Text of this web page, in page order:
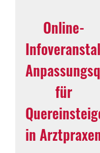
Online-
für
in